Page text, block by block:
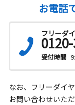
お電話
フリーダ
受付時間
なお、フリーダイ
お問い合わせいただ